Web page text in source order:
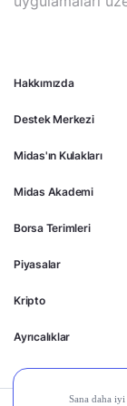
Hakkımızda
Destek Merkezi
Midas'ın Kulakları
Midas Akademi
Borsa Terimleri
Piyasalar
Kripto
Ayrıcalıklar